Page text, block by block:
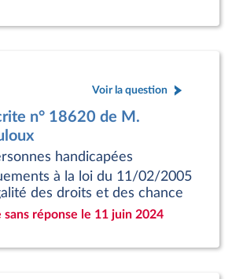
Voir la question
n° 18620 de M.
handicapées
à la loi du 11/02/2005
des droits et des chance
réponse le 11 juin 2024